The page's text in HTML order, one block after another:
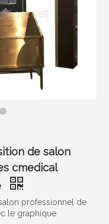
de salon
cmedical
professionnel de
le graphique